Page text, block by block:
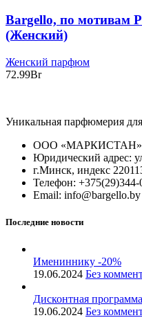
Bargello, по мотивам
(Женский)
Женский парфюм
72.99Br
Уникальная парфюмерия
ООО «МАРКИСТАН»
Юридический адрес:
г.Минск, индекс
Телефон: +375(29)344-
Email: info@bargello.by
Последние новости
Имениннику -20%
19.06.2024 Без
Дисконтная программа
19.06.2024 Без